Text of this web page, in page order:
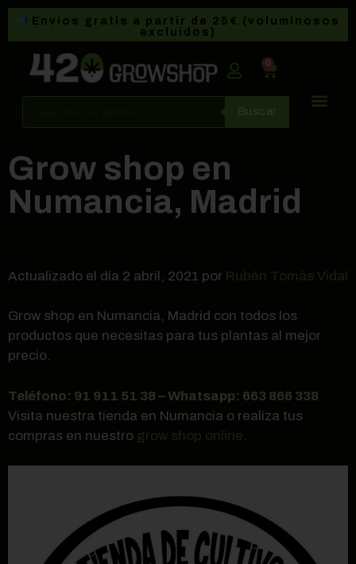
Envíos gratis a partir de 25€ (voluminosos
excluidos)
0
Buscar
Grow shop en
Numancia, Madrid
Actualizado el día 2 abril, 2021 por Rubén Tomás Vidal
Grow shop en Numancia, Madrid con todos los
productos que necesitas para tus plantas al mejor
precio.
Teléfono: 91 911 51 38 – Whatsapp: 663 866 338
Visita nuestra tienda en Numancia o realiza tus
compras en nuestro grow shop online